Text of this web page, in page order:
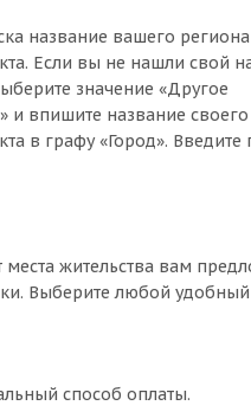
название вашего
Если вы не нашли свой
значение «Другое
и впишите название своего
в графу «Город».
места жительства вам
Выберите любой удобный
способ оплаты.